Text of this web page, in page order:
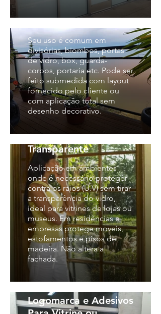
Película Jateada ou
Jateado Decorativo
Seu uso é comum em
divisórias, biombos, portas
de vidro, box, guarda-
corpos, portaria etc. Pode ser
feito submedida com layout
fornecido pelo cliente ou
com aplicação total sem
desenho decorativo.
Película Museu
Transparente
Aplicação em ambientes
onde é necessário proteger
contra os raios (U.V) sem tirar
a transparência do vidro,
ideal para vitrines de lojas ou
museus. Em residências e
empresas protege moveis,
estofamentos e pisos de
madeira. Não altera a
fachada.
Logomarca e Adesivos